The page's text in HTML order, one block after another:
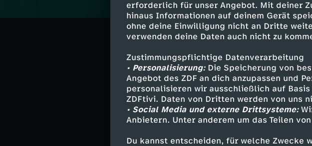
erforderlich für unser Angebot. Mit deiner
hinaus Informationen auf deinem Gerät
ohne deine Einwilligung nicht an Dritte
verwenden deine Daten auch nicht zu
Zustimmungspflichtige Datenverarbeitung
• Personalisierung:Die Speicherung von
Angebot des ZDF an dich anzupassen und
personalisieren wir ausschließlich auf Basis
ZDFtivi. Daten von Dritten werden von uns
• Social Media und externe Drittsysteme:
Anbietern. Unter anderem um das Teilen
Du kannst entscheiden, für welche Zwecke
Raus aus dem Bürgergeld
Warum es oft so schwierig ist
Protest auf Borkum gegen
Deutsche Winzer in Not
Viele Betriebe vor dem Aus
Hammer der Woche